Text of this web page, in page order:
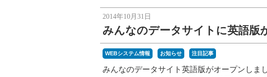
2014年10月31日
みんなのデータサイトに英語版
WEBシステム情報 お知らせ 注目記事
みんなのデータサイト英語版がオープンしまし